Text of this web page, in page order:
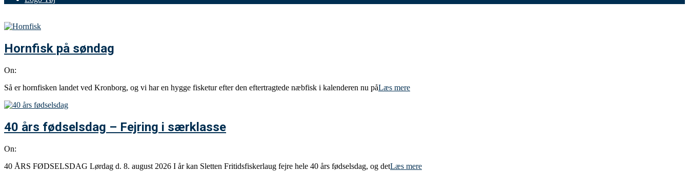
Hornfisk på søndag
On:
Så er hornfisken landet ved Kronborg, og vi har en hygge fisketur efter den eftertragtede næbfisk i kalenderen nu påLæs mere
40 års fødselsdag – Fejring i særklasse
On:
40 ÅRS FØDSELSDAG Lørdag d. 8. august 2026 I år kan Sletten Fritidsfiskerlaug fejre hele 40 års fødselsdag, og detLæs mere